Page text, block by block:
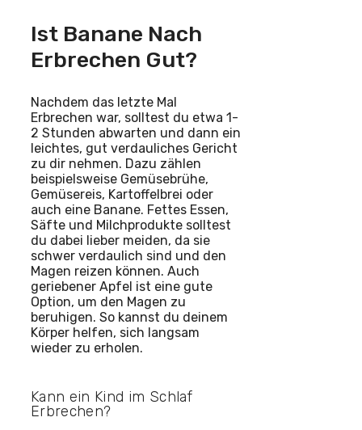
Ist Banane Nach
Erbrechen Gut?
Nachdem das letzte Mal
Erbrechen war, solltest du etwa 1-
2 Stunden abwarten und dann ein
leichtes, gut verdauliches Gericht
zu dir nehmen. Dazu zählen
beispielsweise Gemüsebrühe,
Gemüsereis, Kartoffelbrei oder
auch eine Banane. Fettes Essen,
Säfte und Milchprodukte solltest
du dabei lieber meiden, da sie
schwer verdaulich sind und den
Magen reizen können. Auch
geriebener Apfel ist eine gute
Option, um den Magen zu
beruhigen. So kannst du deinem
Körper helfen, sich langsam
wieder zu erholen.
Kann ein Kind im Schlaf
Erbrechen?